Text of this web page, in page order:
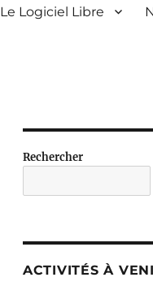
Le Logiciel Libre
Rechercher
ACTIVITÉS À